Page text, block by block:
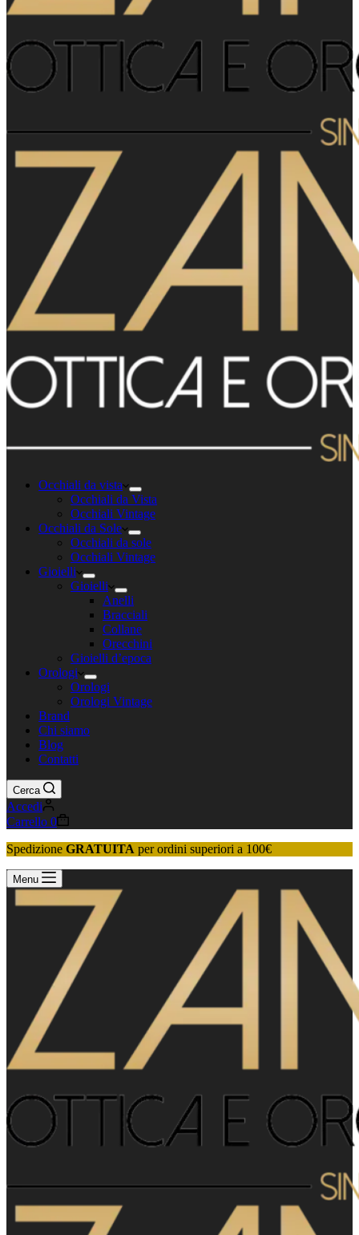
Occhiali da vista
Occhiali da Vista
Occhiali Vintage
Occhiali da Sole
Occhiali da sole
Occhiali Vintage
Gioielli
Gioielli
Anelli
Bracciali
Collane
Orecchini
Gioielli d’epoca
Orologi
Orologi
Orologi Vintage
Brand
Chi siamo
Blog
Contatti
Cerca
Accedi
Carrello 0
Spedizione GRATUITA per ordini superiori a 100€
Menu